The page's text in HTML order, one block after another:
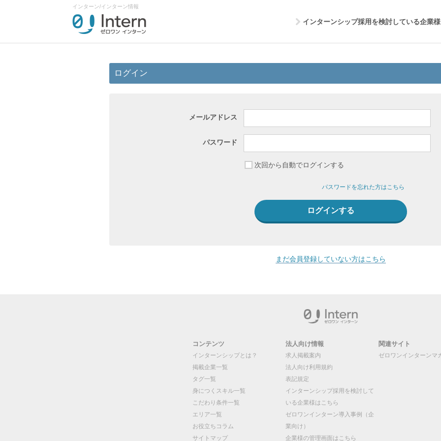
インターン/インターン情報
インターンシップ採用を検討している企業
ログイン
メールアドレス
パスワード
次回から自動でログインする
パスワードを忘れた方はこちら
まだ会員登録していない方はこちら
コンテンツ
インターンシップとは？
掲載企業一覧
タグ一覧
身につくスキル一覧
こだわり条件一覧
エリア一覧
お役立ちコラム
サイトマップ
法人向け情報
求人掲載案内
法人向け利用規約
表記規定
インターンシップ採用を検討して
いる企業様はこちら
ゼロワンインターン導入事例（企
業向け）
企業様の管理画面はこちら
関連サイト
ゼロワンインターンマ